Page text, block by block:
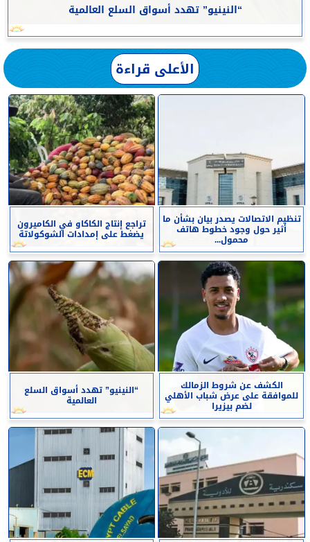
“النينيو” تهدد أسواق السلع العالمية
الأعلى قراءة
تنظيم الاتصالات يصدر بيان بشأن ما
أثير حول وجود خطوط هاتف
محمول...
تراجع إنتاج الكاكاو في الكاميرون
يضغط على إمدادات الشوكولاتة
الكشف عن شروط الزمالك
للموافقة على عرض شباب الأهلي
لضم بيزيرا
“النينيو” تهدد أسواق السلع
العالمية